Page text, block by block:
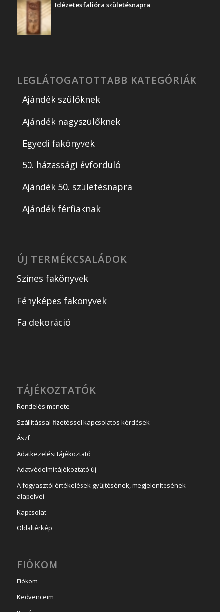
Idézetes falióra születésnapra
LEGLÁTOGATOTTABB KATEGÓRIÁK
Ajándék szülőknek
Ajándék nagyszülőknek
Egyedi fakönyvek
50. házassági évforduló
Ajándék 50. születésnapra
Ajándék férfiaknak
ÚJ TERMÉKCSALÁDOK
Színes fakönyvek
Fényképes fakönyvek
Faldekoráció
TÁJÉKOZTATÓK
Rendelés menete
Szállítással-fizetéssel kapcsolatos kérdések
Ászf
Adatkezelési tájékoztató
Adatvédelmi tájékoztató új
A fogyasztói értékelések gyűjtésének, megjelenítésének
alapelvei
Kapcsolat
Oldaltérkép
FIÓKOM
Fiókom
Kedvenceim